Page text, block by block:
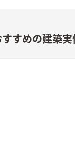
すめの建築実